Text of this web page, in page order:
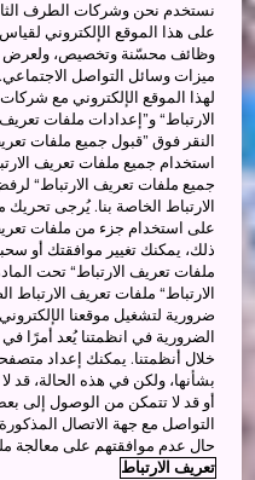
نستخدم نحن وشركات الطرف
على هذا الموقع الإلكتروني
وظائف محسّنة وتخصيص، ولعرض
ميزات وسائل التواصل
لهذا الموقع الإلكتروني مع
الارتباط“ و”إعدادات ملفات
النقر فوق ”قبول جميع ملفات
استخدام جميع ملفات تعريف
جميع ملفات تعريف الارتباط“
الارتباط الخاصة بنا. يُرجى
على استخدام جزء من ملفات تعريف
ذلك، يمكنك تغيير موافقتك أو
الارتباط“ ملفات تعريف الارتباط
ضرورية لتشغيل موقعنا
الضرورية في انظمتنا يُعد أمرًا
خلال أنظمتنا. يمكنك إعداد
بشأنها، ولكن في هذه الحالة،
أو قد لا تتمكن من الوصول إلى
التواصل مع جهة الاتصال
حال عدم موافقتهم على معالجة
تعريف الارتباط